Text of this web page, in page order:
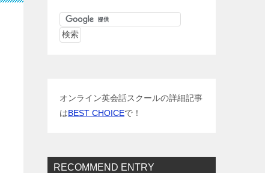
オンライン英会話スクールの詳細記事
はBEST CHOICEで！
RECOMMEND ENTRY